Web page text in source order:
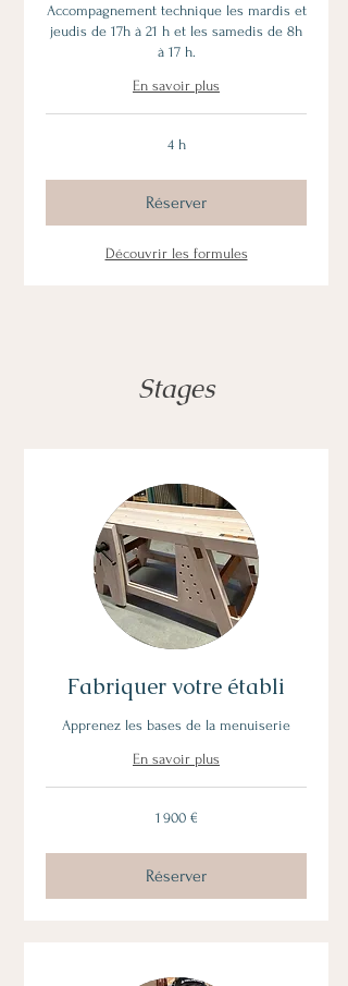
Accompagnement technique les mardis et
jeudis de 17h à 21 h et les samedis de 8h
à 17 h.
En savoir plus
4 h
Réserver
Découvrir les formules
Stages
Fabriquer votre établi
Apprenez les bases de la menuiserie
En savoir plus
1 900 €
Réserver